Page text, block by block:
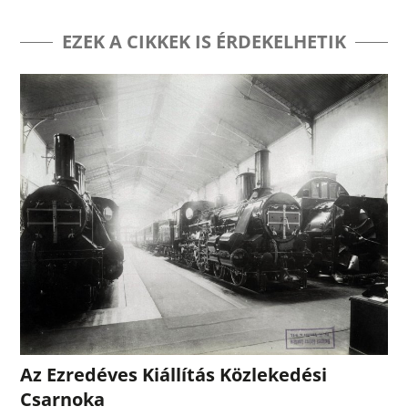
EZEK A CIKKEK IS ÉRDEKELHETIK
Az Ezredéves Kiállítás Közlekedési
Csarnoka